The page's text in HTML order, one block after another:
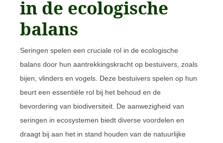
in de ecologische
balans
Seringen spelen een cruciale rol in de ecologische
balans door hun aantrekkingskracht op bestuivers, zoals
bijen, vlinders en vogels. Deze bestuivers spelen op hun
beurt een essentiële rol bij het behoud en de
bevordering van biodiversiteit. De aanwezigheid van
seringen in ecosystemen biedt diverse voordelen en
draagt bij aan het in stand houden van de natuurlijke